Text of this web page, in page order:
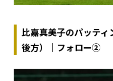
比嘉真美子のパッテ
後方）｜フォロー②